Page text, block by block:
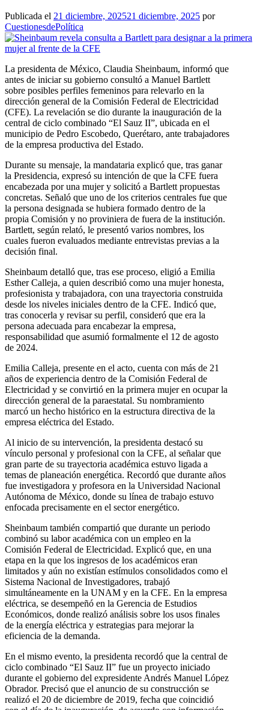
Publicada el 21 diciembre, 202521 diciembre, 2025 por
CuestionesdePolítica
La presidenta de México, Claudia Sheinbaum, informó que
antes de iniciar su gobierno consultó a Manuel Bartlett
sobre posibles perfiles femeninos para relevarlo en la
dirección general de la Comisión Federal de Electricidad
(CFE). La revelación se dio durante la inauguración de la
central de ciclo combinado “El Sauz II”, ubicada en el
municipio de Pedro Escobedo, Querétaro, ante trabajadores
de la empresa productiva del Estado.
Durante su mensaje, la mandataria explicó que, tras ganar
la Presidencia, expresó su intención de que la CFE fuera
encabezada por una mujer y solicitó a Bartlett propuestas
concretas. Señaló que uno de los criterios centrales fue que
la persona designada se hubiera formado dentro de la
propia Comisión y no proviniera de fuera de la institución.
Bartlett, según relató, le presentó varios nombres, los
cuales fueron evaluados mediante entrevistas previas a la
decisión final.
Sheinbaum detalló que, tras ese proceso, eligió a Emilia
Esther Calleja, a quien describió como una mujer honesta,
profesionista y trabajadora, con una trayectoria construida
desde los niveles iniciales dentro de la CFE. Indicó que,
tras conocerla y revisar su perfil, consideró que era la
persona adecuada para encabezar la empresa,
responsabilidad que asumió formalmente el 12 de agosto
de 2024.
Emilia Calleja, presente en el acto, cuenta con más de 21
años de experiencia dentro de la Comisión Federal de
Electricidad y se convirtió en la primera mujer en ocupar la
dirección general de la paraestatal. Su nombramiento
marcó un hecho histórico en la estructura directiva de la
empresa eléctrica del Estado.
Al inicio de su intervención, la presidenta destacó su
vínculo personal y profesional con la CFE, al señalar que
gran parte de su trayectoria académica estuvo ligada a
temas de planeación energética. Recordó que durante años
fue investigadora y profesora en la Universidad Nacional
Autónoma de México, donde su línea de trabajo estuvo
enfocada precisamente en el sector energético.
Sheinbaum también compartió que durante un periodo
combinó su labor académica con un empleo en la
Comisión Federal de Electricidad. Explicó que, en una
etapa en la que los ingresos de los académicos eran
limitados y aún no existían estímulos consolidados como el
Sistema Nacional de Investigadores, trabajó
simultáneamente en la UNAM y en la CFE. En la empresa
eléctrica, se desempeñó en la Gerencia de Estudios
Económicos, donde realizó análisis sobre los usos finales
de la energía eléctrica y estrategias para mejorar la
eficiencia de la demanda.
En el mismo evento, la presidenta recordó que la central de
ciclo combinado “El Sauz II” fue un proyecto iniciado
durante el gobierno del expresidente Andrés Manuel López
Obrador. Precisó que el anuncio de su construcción se
realizó el 20 de diciembre de 2019, fecha que coincidió